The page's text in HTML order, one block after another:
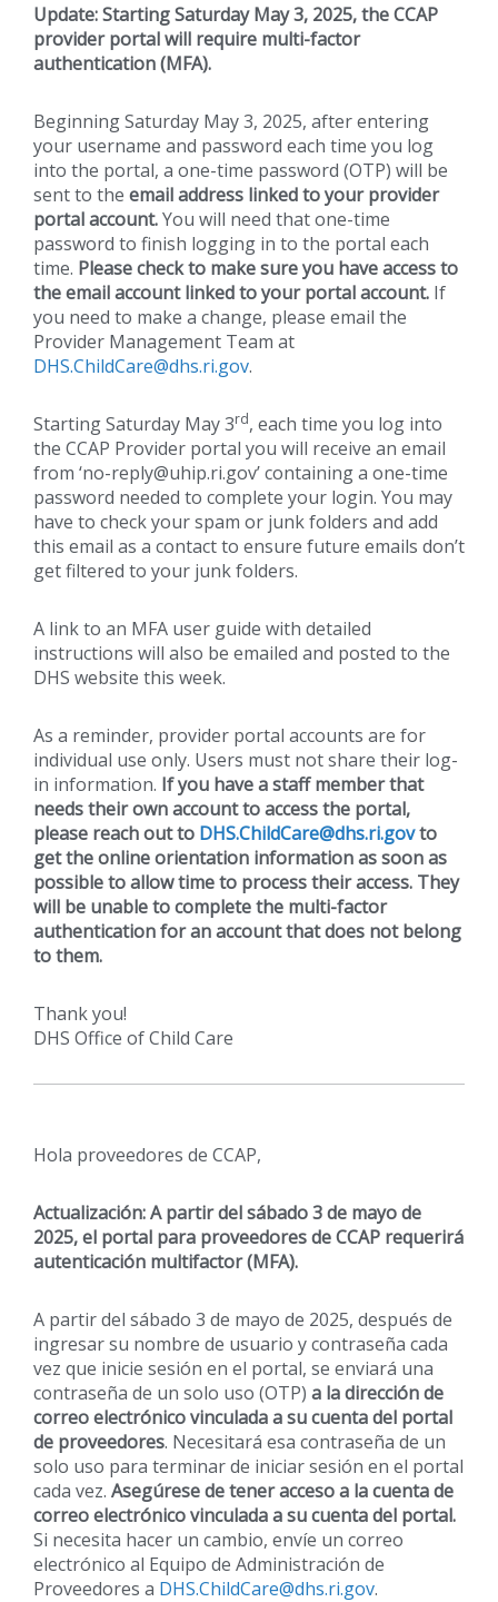
Update: Starting Saturday May 3, 2025, the CCAP
provider portal will require multi-factor
authentication (MFA).
Beginning Saturday May 3, 2025, after entering
your username and password each time you log
into the portal, a one-time password (OTP) will be
sent to the email address linked to your provider
portal account.You will need that one-time
password to finish logging in to the portal each
time. Please check to make sure you have access to
the email account linked to your portal account. If
you need to make a change, please email the
Provider Management Team at
DHS.ChildCare@dhs.ri.gov.
Starting Saturday May 3rd, each time you log into
the CCAP Provider portal you will receive an email
from ‘no-reply@uhip.ri.gov’ containing a one-time
password needed to complete your login. You may
have to check your spam or junk folders and add
this email as a contact to ensure future emails don’t
get filtered to your junk folders.
A link to an MFA user guide with detailed
instructions will also be emailed and posted to the
DHS website this week.
As a reminder, provider portal accounts are for
individual use only. Users must not share their log-
in information. If you have a staff member that
needs their own account to access the portal,
please reach out to DHS.ChildCare@dhs.ri.govto
get the online orientation information as soon as
possible to allow time to process their access. They
will be unable to complete the multi-factor
authentication for an account that does not belong
to them.
Thank you!
DHS Office of Child Care
Hola proveedores de CCAP,
Actualización: A partir del sábado 3 de mayo de
2025, el portal para proveedores de CCAP requerirá
autenticación multifactor (MFA).
A partir del sábado 3 de mayo de 2025, después de
ingresar su nombre de usuario y contraseña cada
vez que inicie sesión en el portal, se enviará una
contraseña de un solo uso (OTP) a la dirección de
correo electrónico vinculada a su cuenta del portal
de proveedores. Necesitará esa contraseña de un
solo uso para terminar de iniciar sesión en el portal
cada vez. Asegúrese de tener acceso a la cuenta de
correo electrónico vinculada a su cuenta del portal.
Si necesita hacer un cambio, envíe un correo
electrónico al Equipo de Administración de
Proveedores a DHS.ChildCare@dhs.ri.gov.